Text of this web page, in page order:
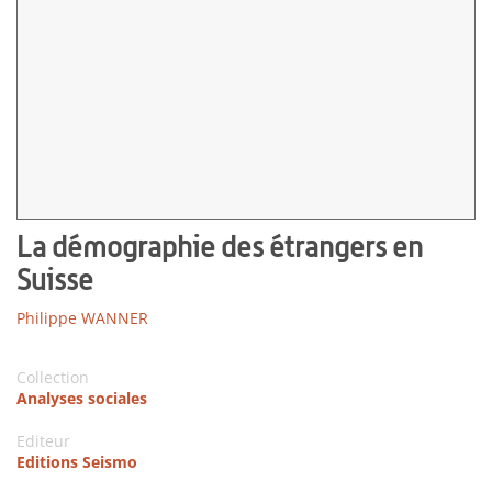
La démographie des étrangers en
Suisse
Philippe WANNER
Collection
Analyses sociales
Editeur
Editions Seismo